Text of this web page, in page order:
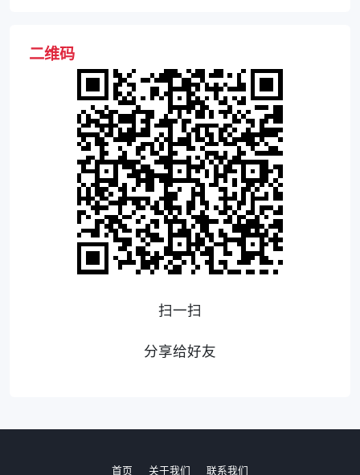
二维码
扫一扫
分享给好友
首页 关于我们 联系我们